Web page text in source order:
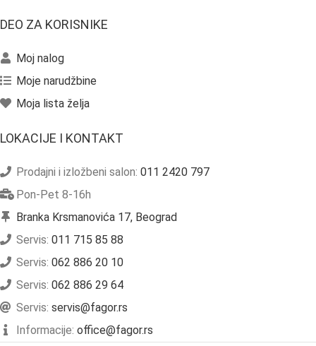
DEO ZA KORISNIKE
Moj nalog
Moje narudžbine
Moja lista želja
LOKACIJE I KONTAKT
Prodajni i izložbeni salon: 011 2420 797
Pon-Pet 8-16h
Branka Krsmanovića 17, Beograd
Servis: 011 715 85 88
Servis: 062 886 20 10
Servis: 062 886 29 64
Servis: servis@fagor.rs
Informacije: office@fagor.rs